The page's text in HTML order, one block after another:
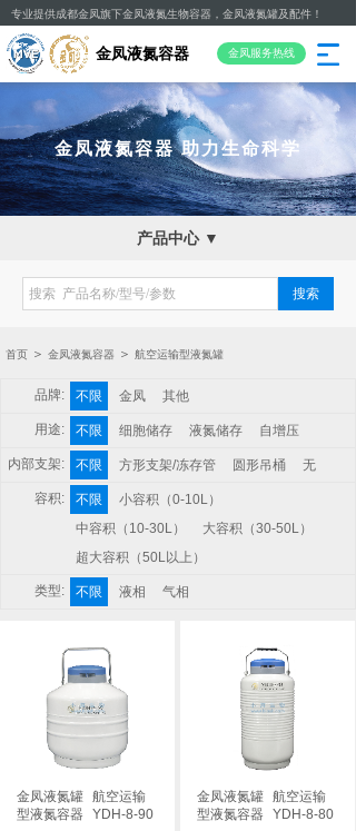
专业提供成都金凤旗下金凤液氮生物容器，金凤液氮罐及配件！
金凤液氮容器助力生命科学
产品中心 ▼
搜索
首页 ＞ 金凤液氮容器 ＞ 航空运输型液氮罐
品牌: 不限 金凤 其他
用途: 不限 细胞储存 液氮储存 自增压
内部支架: 不限 方形支架/冻存管 圆形吊桶 无
容积: 不限
小容积（0-10L）
中容积（10-30L）
大容积（30-50L）
超大容积（50L以上）
类型: 不限 液相 气相
金凤液氮罐 航空运输
型液氮容器
YDH-8-90
金凤液氮罐 航空运输
型液氮容器
YDH-8-80
金凤液氮容器 金凤服务热线